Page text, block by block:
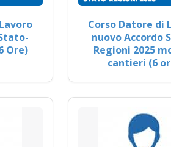
Ore)
Corso Datore di
nuovo Accordo
Regioni 2025
cantieri (6